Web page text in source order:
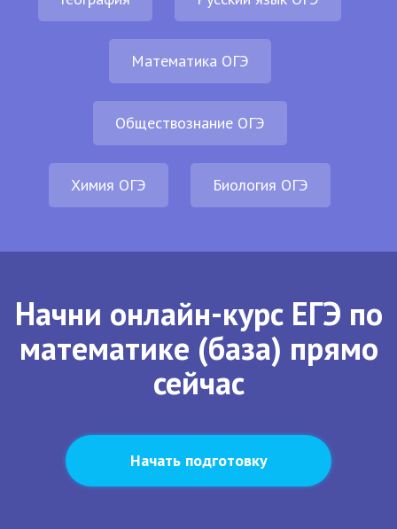
Математика ОГЭ
Обществознание ОГЭ
Химия ОГЭ Биология ОГЭ
Начни онлайн-курс ЕГЭ по
математике (база) прямо
сейчас
Начать подготовку